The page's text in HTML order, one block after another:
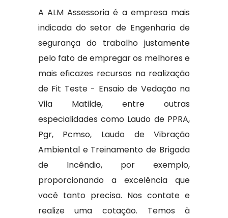
A ALM Assessoria é a empresa mais
indicada do setor de Engenharia de
segurança do trabalho justamente
pelo fato de empregar os melhores e
mais eficazes recursos na realização
de Fit Teste - Ensaio de Vedação na
Vila Matilde, entre outras
especialidades como Laudo de PPRA,
Pgr, Pcmso, Laudo de Vibração
Ambiental e Treinamento de Brigada
de Incêndio, por exemplo,
proporcionando a excelência que
você tanto precisa. Nos contate e
realize uma cotação. Temos à